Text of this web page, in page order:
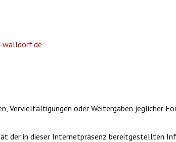
walldorf.de
Vervielfältigungen oder Weitergaben jeglicher
in dieser Internetpräsenz bereitgestellten